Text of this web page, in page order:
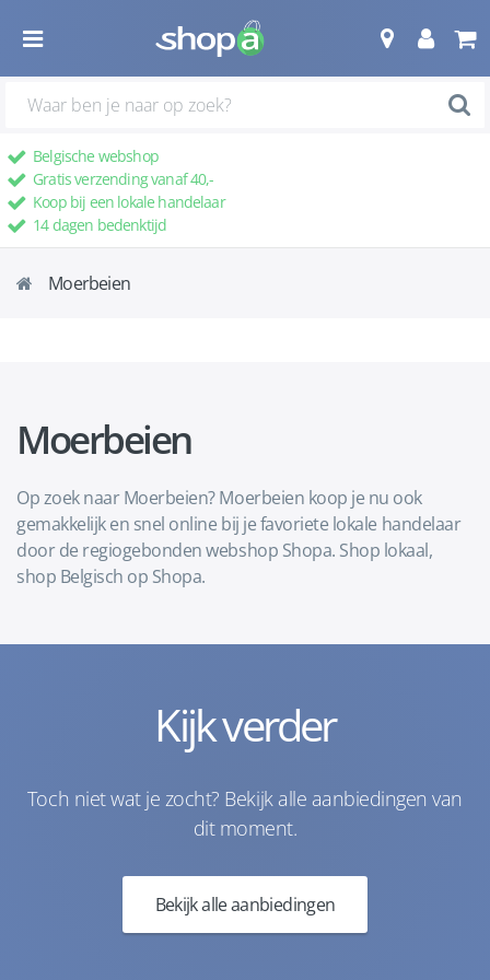
Belgische webshop
Gratis verzending vanaf 40,-
Koop bij een lokale handelaar
14 dagen bedenktijd
Moerbeien
Moerbeien
Op zoek naar Moerbeien? Moerbeien koop je nu ook
gemakkelijk en snel online bij je favoriete lokale handelaar
door de regiogebonden webshop Shopa. Shop lokaal,
shop Belgisch op Shopa.
Kijk verder
Toch niet wat je zocht? Bekijk alle aanbiedingen van
dit moment.
Bekijk alle aanbiedingen